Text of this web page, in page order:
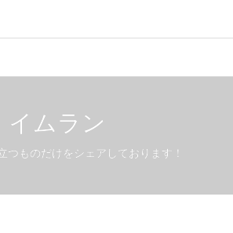
イムラン
つものだけをシェアしております！